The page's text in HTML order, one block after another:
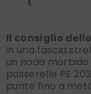
Il consiglio
in una fascia
un nodo
passerelle PE
punte fino a